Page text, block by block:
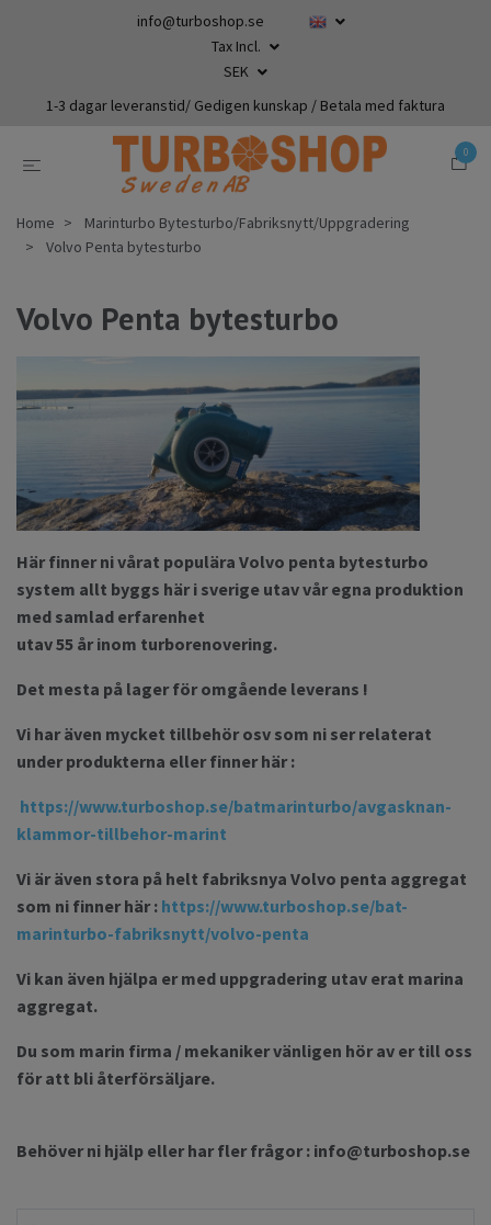
info@turboshop.se
Tax Incl.
SEK
1-3 dagar leveranstid/ Gedigen kunskap / Betala med faktura
0
Home
Marinturbo Bytesturbo/Fabriksnytt/Uppgradering
Volvo Penta bytesturbo
Volvo Penta bytesturbo
Här finner ni vårat populära Volvo penta bytesturbo
system allt byggs här i sverige utav vår egna produktion
med samlad erfarenhet
utav 55 år inom turborenovering.
Det mesta på lager för omgående leverans !
Vi har även mycket tillbehör osv som ni ser relaterat
under produkterna eller finner här :
https://www.turboshop.se/batmarinturbo/avgasknan-
klammor-tillbehor-marint
Vi är även stora på helt fabriksnya Volvo penta aggregat
som ni finner här : https://www.turboshop.se/bat-
marinturbo-fabriksnytt/volvo-penta
Vi kan även hjälpa er med uppgradering utav erat marina
aggregat.
Du som marin firma / mekaniker vänligen hör av er till oss
för att bli återförsäljare.
Behöver ni hjälp eller har fler frågor : info@turboshop.se